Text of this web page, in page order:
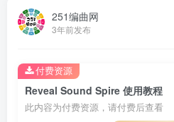
251编曲网
3年前发布
Reveal Sound Spire 使用教程
此内容为付费资源，请付费后查看
付费资源